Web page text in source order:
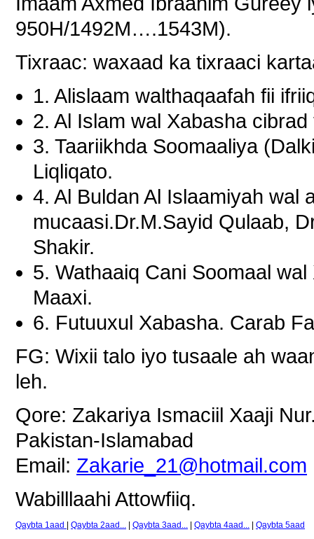
950H/1492M….1543M).
Tixraac: waxaad ka tixraaci
1. Alislaam walthaqaafah fii
2. Al Islam wal Xabasha
3. Taariikhda Soomaaliya
Liqliqato.
4. Al Buldan Al Islaamiyah wal
mucaasi.Dr.M.Sayid Qulaab,
Shakir.
5. Wathaaiq Cani Soomaal
Maaxi.
6. Futuuxul Xabasha. Carab
FG: Wixii talo iyo tusaale ah
leh.
Qore: Zakariya Ismaciil Xaaji
Pakistan-Islamabad
Email: Zakarie_21@hotmail.com
Wabilllaahi Attowfiiq.
Qaybta 1aad | Qaybta 2aad... | Qaybta 3aad... | Qaybta 4aad... | Qaybta 5aad